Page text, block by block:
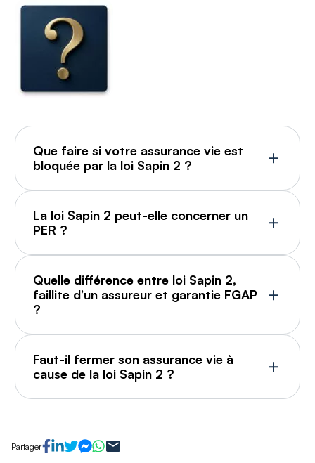
Que faire si votre assurance vie est
bloquée par la loi Sapin 2 ?
La loi Sapin 2 peut-elle concerner un
PER ?
Quelle différence entre loi Sapin 2,
faillite d’un assureur et garantie FGAP
?
Faut-il fermer son assurance vie à
cause de la loi Sapin 2 ?
Partager